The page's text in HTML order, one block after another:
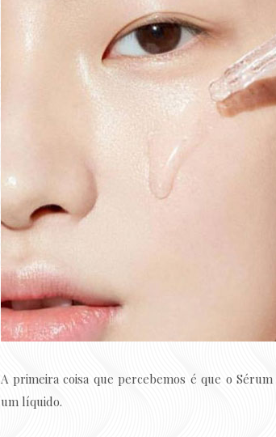
A primeira coisa que percebemos é que o
um líquido.